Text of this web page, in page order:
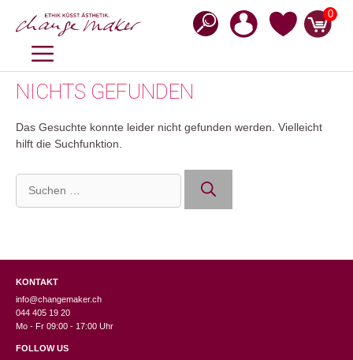
Inhalt
0
MENÜ
NICHTS GEFUNDEN
Das Gesuchte konnte leider nicht gefunden werden. Vielleicht
hilft die Suchfunktion.
Suchen
nach:
KONTAKT
info@changemaker.ch
044 405 19 20
Mo - Fr 09:00 - 17:00 Uhr
FOLLOW US